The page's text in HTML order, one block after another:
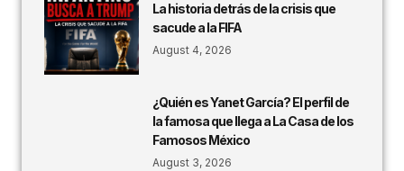
La historia detrás de la crisis que
sacude a la FIFA
August 4, 2026
¿Quién es Yanet García? El perfil de
la famosa que llega a La Casa de los
Famosos México
August 3, 2026